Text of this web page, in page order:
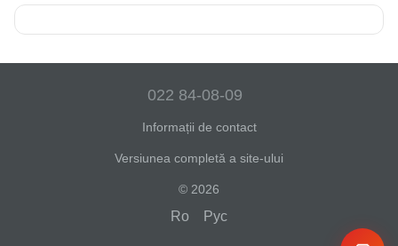
022 84-08-09
Informații de contact
Versiunea completă a site-ului
© 2026
Ro Рус